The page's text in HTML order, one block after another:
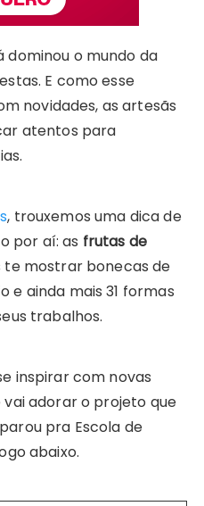
o mundo da
E como esse
novidades, as artesãs
atentos para
, trouxemos uma dica de
por aí: as frutas de
te mostrar bonecas de
ainda mais 31 formas
trabalhos.
inspirar com novas
adorar o projeto que
pra Escola de
abaixo.